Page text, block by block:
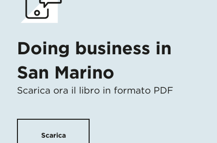
Doing business in
San Marino
Scarica ora il libro in formato PDF
Scarica